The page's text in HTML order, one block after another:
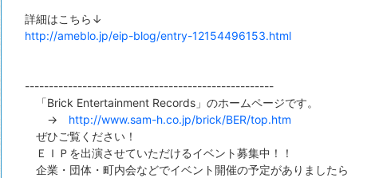
詳細はこちら↓
http://ameblo.jp/eip-blog/entry-12154496153.html
----------------------------------------------------
「Brick Entertainment Records」のホームページです。
→ http://www.sam-h.co.jp/brick/BER/top.htm
ぜひご覧ください！
ＥＩＰを出演させていただけるイベント募集中！！
企業・団体・町内会などでイベント開催の予定がありましたら